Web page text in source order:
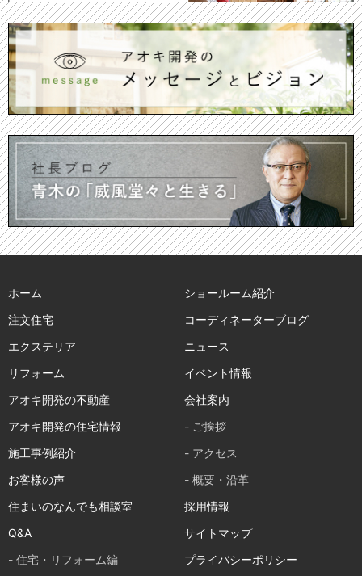
ホーム
注文住宅
エクステリア
リフォーム
アオキ開発の不動産
アオキ開発の住宅情報
施工事例紹介
お客様の声
住まいのなんでも相談室
Q&A
- 住宅・リフォーム編
ショールーム紹介
コーディネーターブログ
ニュース
イベント情報
会社案内
- ご挨拶
- アクセス
- 概要・沿革
採用情報
サイトマップ
プライバシーポリシー